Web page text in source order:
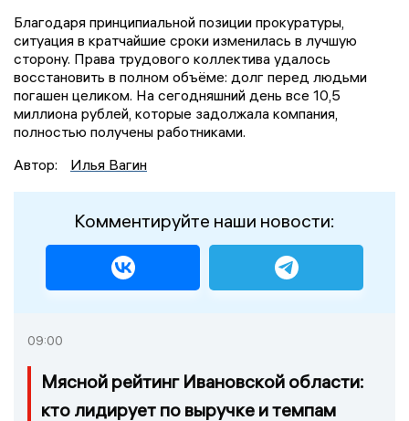
Благодаря принципиальной позиции прокуратуры,
ситуация в кратчайшие сроки изменилась в лучшую
сторону. Права трудового коллектива удалось
восстановить в полном объёме: долг перед людьми
погашен целиком. На сегодняшний день все 10,5
миллиона рублей, которые задолжала компания,
полностью получены работниками.
Автор:
Илья Вагин
Комментируйте наши новости:
09:00
Мясной рейтинг Ивановской области:
кто лидирует по выручке и темпам